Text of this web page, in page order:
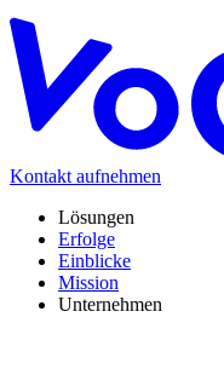
Kontakt aufnehmen
Lösungen
Erfolge
Einblicke
Mission
Unternehmen